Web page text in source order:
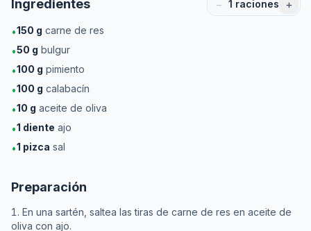
Ingredientes − 1 raciones +
•150 g carne de res
•50 g bulgur
•100 g pimiento
•100 g calabacín
•10 g aceite de oliva
•1 diente ajo
•1 pizca sal
Preparación
En una sartén, saltea las tiras de carne de res en aceite de
oliva con ajo.